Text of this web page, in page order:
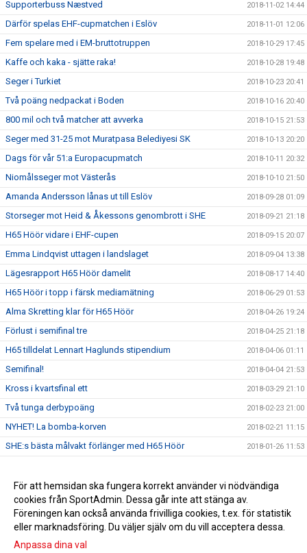
Supporterbuss Næstved 2018-11-02 14:44
Därför spelas EHF-cupmatchen i Eslöv 2018-11-01 12:06
Fem spelare med i EM-bruttotruppen 2018-10-29 17:45
Kaffe och kaka - sjätte raka! 2018-10-28 19:48
Seger i Turkiet 2018-10-23 20:41
Två poäng nedpackat i Boden 2018-10-16 20:40
800 mil och två matcher att avverka 2018-10-15 21:53
Seger med 31-25 mot Muratpasa Belediyesi SK 2018-10-13 20:20
Dags för vår 51:a Europacupmatch 2018-10-11 20:32
Niomålsseger mot Västerås 2018-10-10 21:50
Amanda Andersson lånas ut till Eslöv 2018-09-28 01:09
Storseger mot Heid & Åkessons genombrott i SHE 2018-09-21 21:18
H65 Höör vidare i EHF-cupen 2018-09-15 20:07
Emma Lindqvist uttagen i landslaget 2018-09-04 13:38
Lägesrapport H65 Höör damelit 2018-08-17 14:40
H65 Höör i topp i färsk mediamätning 2018-06-29 01:53
Alma Skretting klar för H65 Höör 2018-04-26 19:24
Förlust i semifinal tre 2018-04-25 21:18
H65 tilldelat Lennart Haglunds stipendium 2018-04-06 01:11
Semifinal! 2018-04-04 21:53
Kross i kvartsfinal ett 2018-03-29 21:10
Två tunga derbypoäng 2018-02-23 21:00
NYHET! La bomba-korven 2018-02-21 11:15
SHE:s bästa målvakt förlänger med H65 Höör 2018-01-26 11:53
Ola Månsson klar för H65 nästa säsong 2018-01-26 11:34
Anna Olsson förlänger med H65 Höör 2018-01-26 11:30
För att hemsidan ska fungera korrekt använder vi nödvändiga
cookies från SportAdmin. Dessa går inte att stänga av.
Föreningen kan också använda frivilliga cookies, t.ex. för statistik
eller marknadsföring. Du väljer själv om du vill acceptera dessa.
Anpassa dina val